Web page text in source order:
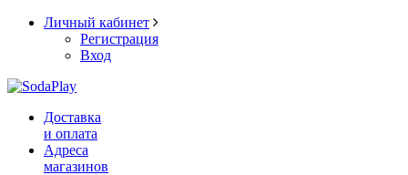
Личный кабинет
Регистрация
Вход
Доставка
и оплата
Адреса
магазинов